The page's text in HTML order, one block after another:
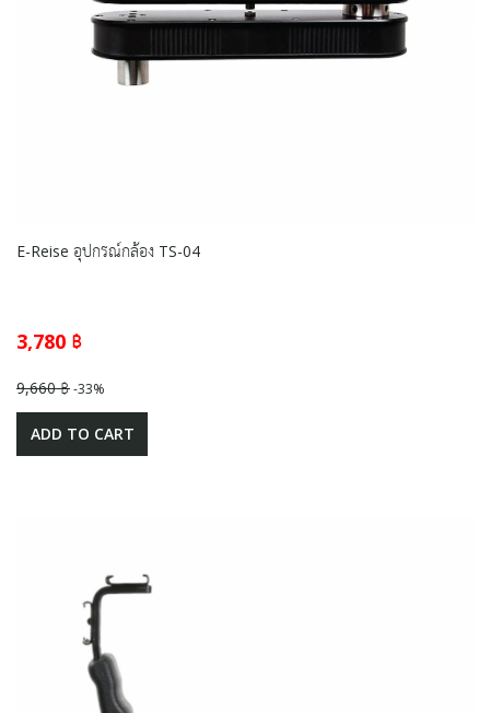
E-Reise อุปกรณ์กล้อง TS-04
3,780 ฿
9,660 ฿-33%
ADD TO CART